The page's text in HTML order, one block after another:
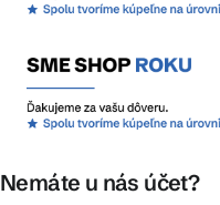
Nemáte u nás účet?